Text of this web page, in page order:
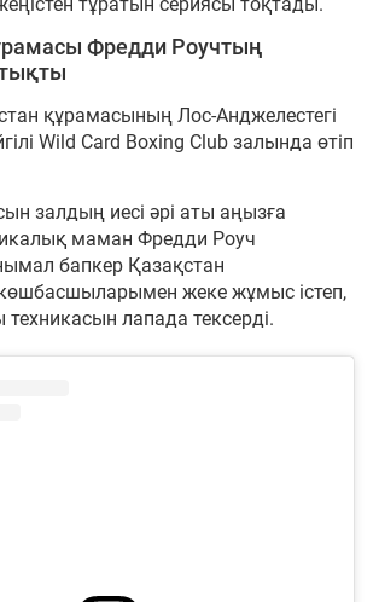
Фредди Роучтың
құрамасының Лос-Анджелестегі
Wild Card Boxing Club залында өтіп
залдың иесі әрі аты аңызға
маман Фредди Роуч
бапкер Қазақстан
жеке жұмыс істеп,
лапада тексерді.